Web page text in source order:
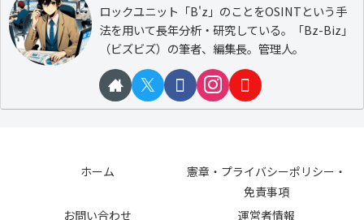
ロックユニット「B'z」のことをOSINTという手
法を用いて長年分析・研究している。「Bz-Biz」
（ビズビズ）の筆者、編集長。管理人。
ホーム
憲章・プライバシーポリシー・
免責事項
お問い合わせ
運営者情報